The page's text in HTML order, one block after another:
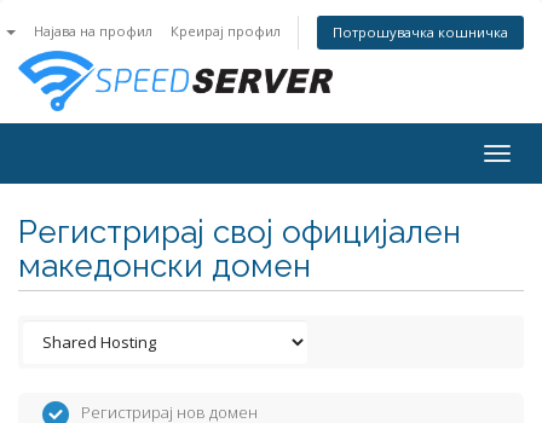
Најава на профил Креирај профил Потрошувачка кошничка
Регистрирај свој официјален
македонски домен
Регистрирај нов домен